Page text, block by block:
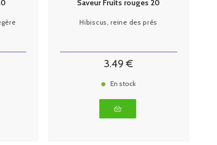
Saveur Fruits rouges 20
Hibiscus, reine des prés
3.49 €
En stock